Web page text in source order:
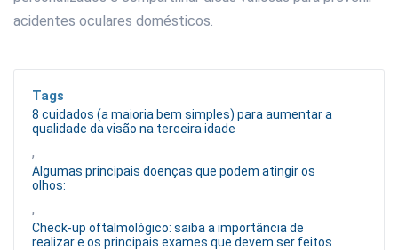
acidentes oculares domésticos.
Tags
8 cuidados (a maioria bem simples) para aumentar a
qualidade da visão na terceira idade
,
Algumas principais doenças que podem atingir os
olhos:
,
Check-up oftalmológico: saiba a importância de
realizar e os principais exames que devem ser feitos